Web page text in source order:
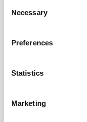
Selection
Necessary
Preferences
Statistics
Marketing